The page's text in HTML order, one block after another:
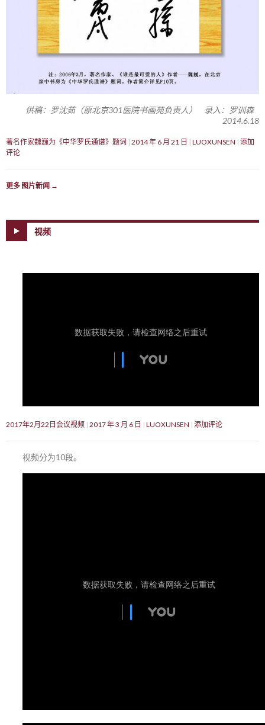
供稿：罗沈茹（原北京301医院书画苑负责人） 录入：罗训森
2014.6.18
著名作家魏巍为《中华罗氏通谱》题词 2014 年 6 月 21 日 LUOXUNSEN 添加
评论
更多 图片新闻 →
视频
2017年2月22日会议视频 2017 年 3 月 6 日 LUOXUNSEN 添加评论
视频分为10段。